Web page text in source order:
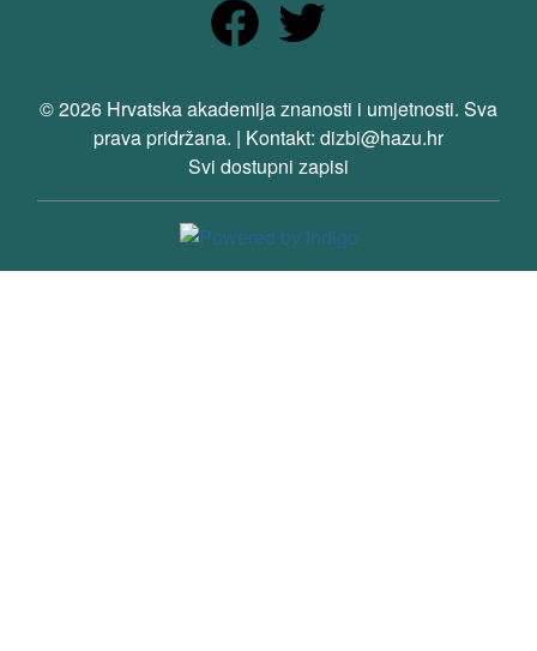
© 2026 Hrvatska akademija znanosti i umjetnosti. Sva
prava pridržana. | Kontakt: dizbi@hazu.hr
Svi dostupni zapisi